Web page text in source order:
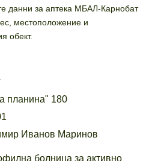
данни за аптека МБАЛ-Карнобат
местоположение и
обект.
планина" 180
Иванов Маринов
болница за активно